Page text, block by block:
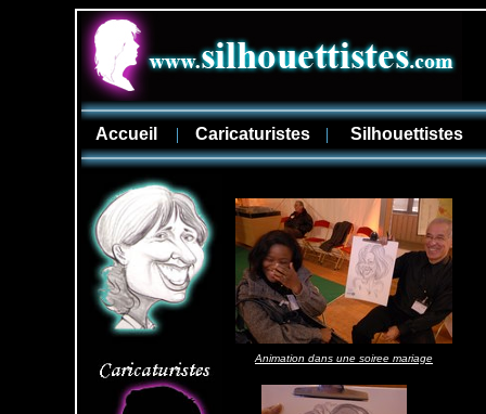
Accueil | Caricaturistes | Silhouettistes
Animation dans une soiree mariage